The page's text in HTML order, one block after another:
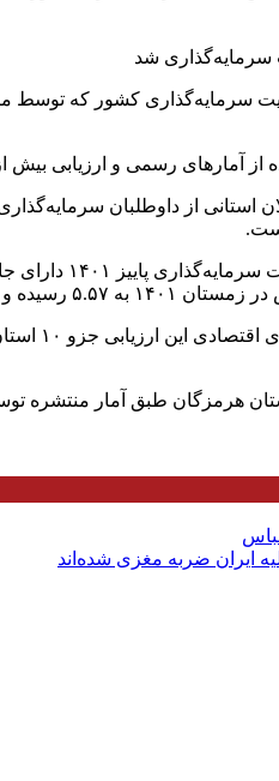
سرمایه‌گذاری کشور که توسط
از ۳ هزار و ۶۰۰ فعال اقتصادی نمونه انجام شده
استانی از داوطلبان
استاندار
وی
طبق آمار منتشره توسط مرکز
ایران ضربه مغزی شده‌اند